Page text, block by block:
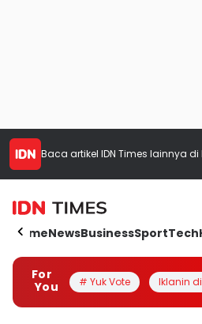
Baca artikel IDN Times lainnya di
HomeNewsBusinessSportTech
For
You
# Yuk Vote Iklanin di